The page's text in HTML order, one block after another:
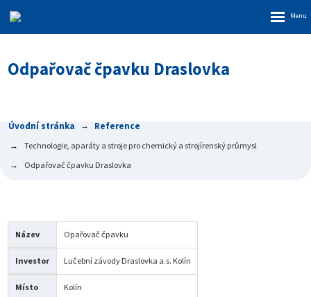
Odpařovač čpavku Draslovka
Úvodní stránka Reference
Technologie, aparáty a stroje pro chemický a strojírenský průmysl
Odpařovač čpavku Draslovka
Název Opařovač čpavku
Investor Lučební závody Draslovka a.s. Kolín
Místo Kolín